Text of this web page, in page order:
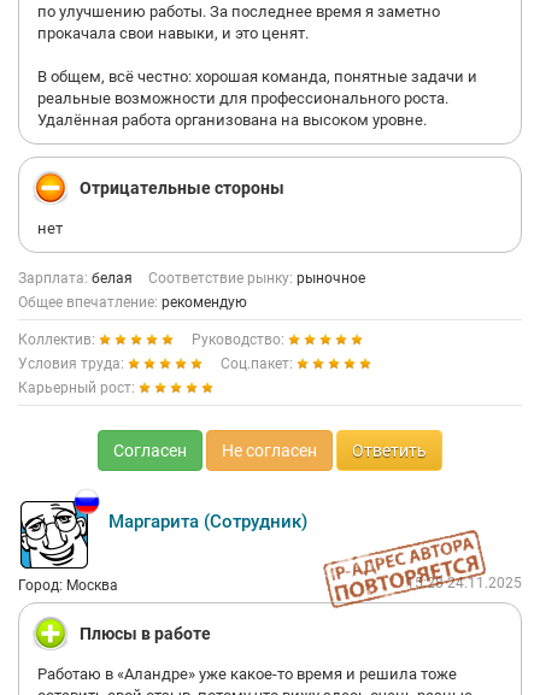
по улучшению работы. За последнее время я заметно
прокачала свои навыки, и это ценят.
В общем, всё честно: хорошая команда, понятные задачи и
реальные возможности для профессионального роста.
Удалённая работа организована на высоком уровне.
Отрицательные стороны
нет
Зарплата: белая Соответствие рынку: рыночное
Общее впечатление: рекомендую
Коллектив:
Руководство:
Условия труда:
Соц.пакет:
Карьерный рост:
Согласен Не согласен Ответить
Маргарита (Сотрудник)
Город: Москва 15:28 24.11.2025
Плюсы в работе
Работаю в «Аландре» уже какое-то время и решила тоже